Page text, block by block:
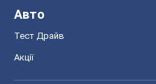
Авто
Тест Драйв
Акції